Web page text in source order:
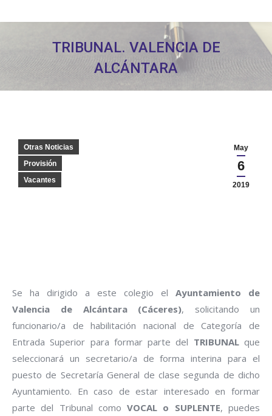
TRIBUNAL. VALENCIA DE
ALCÁNTARA
May
6
2019
Otras Noticias
Provisión
Vacantes
Se ha dirigido a este colegio el Ayuntamiento de
Valencia de Alcántara (Cáceres), solicitando un
funcionario/a de habilitación nacional de Categoría de
Entrada Superior para formar parte del TRIBUNALque
seleccionará un secretario/a de forma interina para el
puesto de Secretaría General de clase segunda de dicho
Ayuntamiento. En caso de estar interesado en formar
parte del Tribunal comoVOCAL o SUPLENTE, puedes